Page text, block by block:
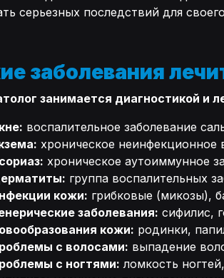
серьезных последствий для
заболевания
занимается диагностикой и
воспалительное заболевание
хроническое
хроническое аутоиммунное
группа воспалительных
кожи: грибковые (микозы),
заболевания: сифилис,
кожи: родинки,
с волосами: выпадение
с ногтями: ломкость